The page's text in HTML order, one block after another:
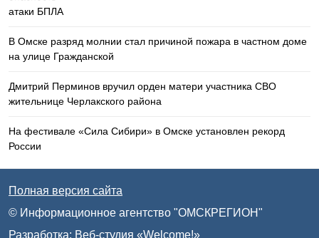
В Омске разряд молнии стал причиной пожара в частном доме
на улице Гражданской
Дмитрий Перминов вручил орден матери участника СВО
жительнице Черлакского района
На фестивале «Сила Сибири» в Омске установлен рекорд
России
Полная версия сайта
© Информационное агентство "ОМСКРЕГИОН"
Разработка: Веб-студия «Welcome!»